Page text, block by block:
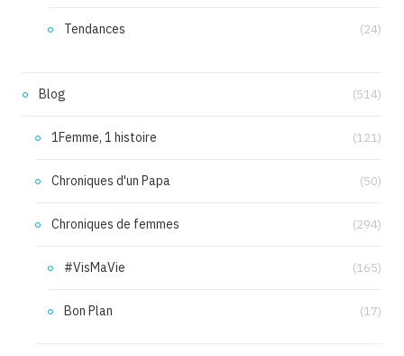
Tendances (24)
Blog (514)
1Femme, 1 histoire (121)
Chroniques d'un Papa (50)
Chroniques de femmes (294)
#VisMaVie (165)
Bon Plan (17)